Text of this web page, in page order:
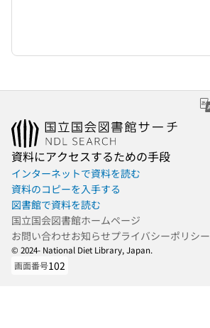
資料にアクセスするための手段
インターネットで資料を読む
資料のコピーを入手する
図書館で資料を読む
国立国会図書館ホームページ
お問い合わせお知らせプライバシーポリシー
© 2024- National Diet Library, Japan.
画面番号102